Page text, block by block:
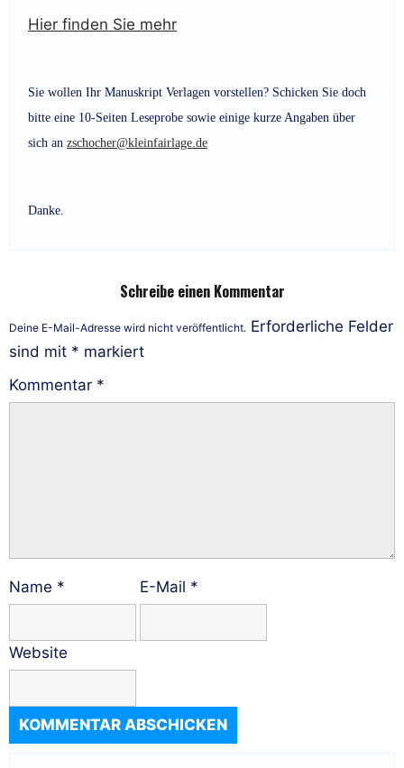
Hier finden Sie mehr
Sie wollen Ihr Manuskript Verlagen vorstellen? Schicken Sie doch
bitte eine 10-Seiten Leseprobe sowie einige kurze Angaben über
sich an zschocher@kleinfairlage.de
Danke.
Schreibe einen Kommentar
Deine E-Mail-Adresse wird nicht veröffentlicht. Erforderliche Felder
sind mit * markiert
Kommentar *
Name * E-Mail *
Website